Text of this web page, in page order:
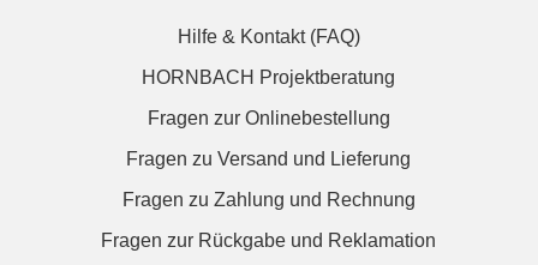
Hilfe & Kontakt (FAQ)
HORNBACH Projektberatung
Fragen zur Onlinebestellung
Fragen zu Versand und Lieferung
Fragen zu Zahlung und Rechnung
Fragen zur Rückgabe und Reklamation